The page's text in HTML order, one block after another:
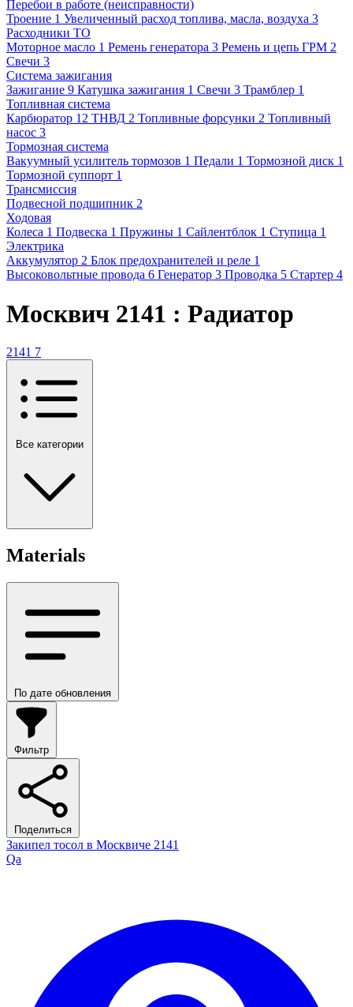
Перебои в работе (неисправности)
Троение 1 Увеличенный расход топлива, масла, воздуха 3
Расходники ТО
Моторное масло 1 Ремень генератора 3 Ремень и цепь ГРМ 2
Свечи 3
Система зажигания
Зажигание 9 Катушка зажигания 1 Свечи 3 Трамблер 1
Топливная система
Карбюратор 12 ТНВД 2 Топливные форсунки 2 Топливный
насос 3
Тормозная система
Вакуумный усилитель тормозов 1 Педали 1 Тормозной диск 1
Тормозной суппорт 1
Трансмиссия
Подвесной подшипник 2
Ходовая
Колеса 1 Подвеска 1 Пружины 1 Сайлентблок 1 Ступица 1
Электрика
Аккумулятор 2 Блок предохранителей и реле 1
Высоковольтные провода 6 Генератор 3 Проводка 5 Стартер 4
Москвич 2141 : Радиатор
2141 7
Все категории
Materials
По дате обновления
Фильтр
Поделиться
Закипел тосол в Москвиче 2141
Qa